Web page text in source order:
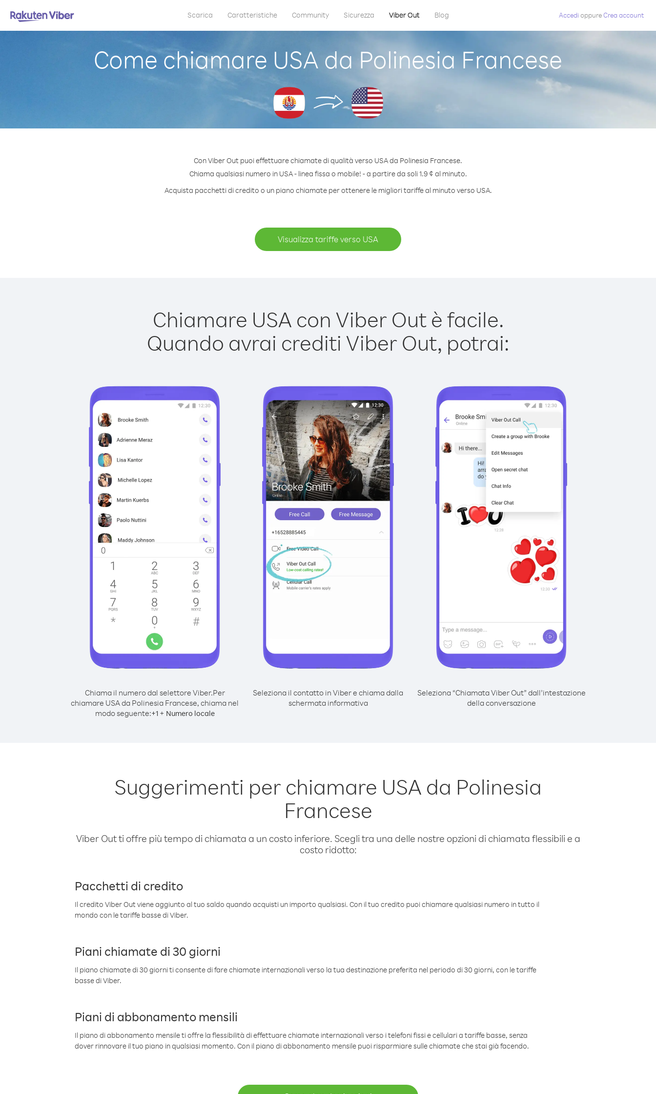
Scarica Caratteristiche Community Sicurezza Viber Out Blog Accedi oppureCrea account
Come chiamare USA da Polinesia Francese
Con Viber Out puoi effettuare chiamate di qualità verso USA da Polinesia Francese.
Chiama qualsiasi numero in USA - linea fissa o mobile! - a partire da soli 1.9 ¢ al minuto.
Acquista pacchetti di credito o un piano chiamate per ottenere le migliori tariffe al minuto verso USA.
Visualizza tariffe verso USA
Chiamare USA con Viber Out è facile.
Quando avrai crediti Viber Out, potrai:
Chiama il numero dal selettore Viber.Per
chiamare USA da Polinesia Francese, chiama nel
modo seguente:+1+ Numero locale
Seleziona il contatto in Viber e chiama dalla
schermata informativa
Seleziona “Chiamata Viber Out” dall’intestazione
della conversazione
Suggerimenti per chiamare USA da Polinesia
Francese
Viber Out ti offre più tempo di chiamata a un costo inferiore. Scegli tra una delle nostre opzioni di chiamata flessibili e a
costo ridotto:
Pacchetti di credito
Il credito Viber Out viene aggiunto al tuo saldo quando acquisti un importo qualsiasi. Con il tuo credito puoi chiamare qualsiasi numero in tutto il
mondo con le tariffe basse di Viber.
Piani chiamate di 30 giorni
Il piano chiamate di 30 giorni ti consente di fare chiamate internazionali verso la tua destinazione preferita nel periodo di 30 giorni, con le tariffe
basse di Viber.
Piani di abbonamento mensili
Il piano di abbonamento mensile ti offre la flessibilità di effettuare chiamate internazionali verso i telefoni fissi e cellulari a tariffe basse, senza
dover rinnovare il tuo piano in qualsiasi momento. Con il piano di abbonamento mensile puoi risparmiare sulle chiamate che stai già facendo.